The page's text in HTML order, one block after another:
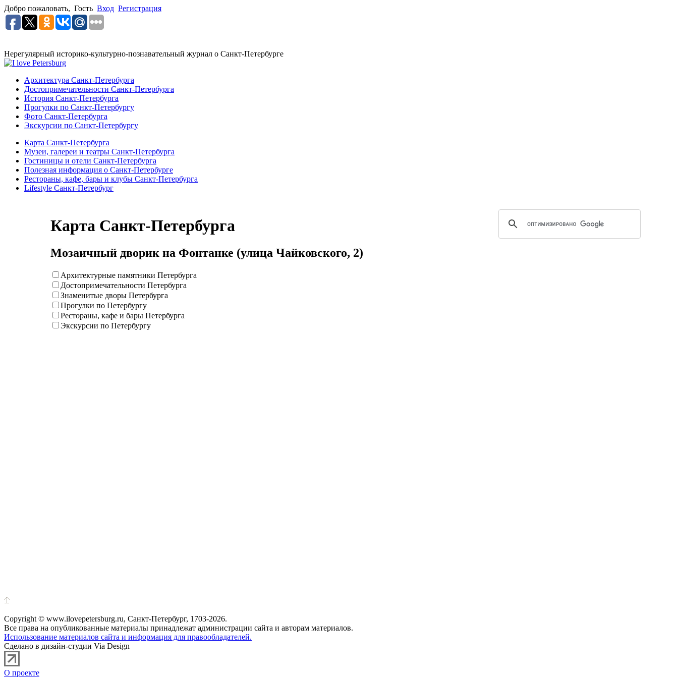
Добро пожаловать, Гость Вход Регистрация
Нерегулярный историко-культурно-познавательный журнал о Санкт-Петербурге
Архитектура Санкт-Петербурга
Достопримечательности Санкт-Петербурга
История Санкт-Петербурга
Прогулки по Санкт-Петербургу
Фото Санкт-Петербурга
Экскурсии по Санкт-Петербургу
Карта Санкт-Петербурга
Музеи, галереи и театры Санкт-Петербурга
Гостиницы и отели Санкт-Петербурга
Полезная информация о Санкт-Петербурге
Рестораны, кафе, бары и клубы Санкт-Петербурга
Lifestyle Санкт-Петербург
Карта Санкт-Петербурга
Мозаичный дворик на Фонтанке (улица Чайковского, 2)
Архитектурные памятники Петербурга
Достопримечательности Петербурга
Знаменитые дворы Петербурга
Прогулки по Петербургу
Рестораны, кафе и бары Петербурга
Экскурсии по Петербургу
Copyright © www.ilovepetersburg.ru, Санкт-Петербург, 1703-2026.
Все права на опубликованные материалы принадлежат администрации сайта и авторам материалов.
Использование материалов сайта и информация для правообладателей.
Сделано в дизайн-студии Via Design
О проекте